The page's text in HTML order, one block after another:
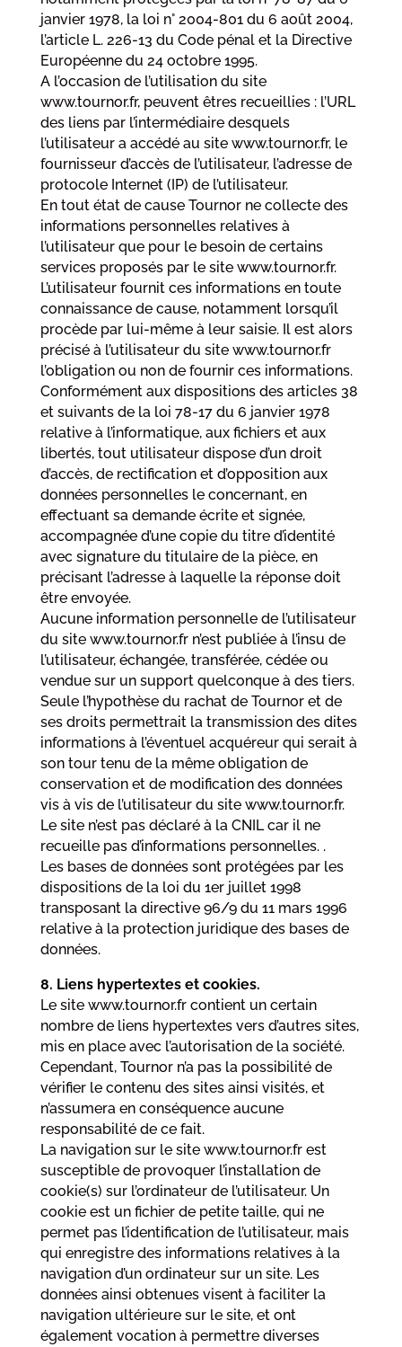
janvier 1978, la loi n° 2004-801 du 6 août 2004,
l’article L. 226-13 du Code pénal et la Directive
Européenne du 24 octobre 1995.
A l’occasion de l’utilisation du site
www.tournor.fr, peuvent êtres recueillies : l’URL
des liens par l’intermédiaire desquels
l’utilisateur a accédé au site www.tournor.fr, le
fournisseur d’accès de l’utilisateur, l’adresse de
protocole Internet (IP) de l’utilisateur.
En tout état de cause Tournor ne collecte des
informations personnelles relatives à
l’utilisateur que pour le besoin de certains
services proposés par le site www.tournor.fr.
L’utilisateur fournit ces informations en toute
connaissance de cause, notamment lorsqu’il
procède par lui-même à leur saisie. Il est alors
précisé à l’utilisateur du site www.tournor.fr
l’obligation ou non de fournir ces informations.
Conformément aux dispositions des articles 38
et suivants de la loi 78-17 du 6 janvier 1978
relative à l’informatique, aux fichiers et aux
libertés, tout utilisateur dispose d’un droit
d’accès, de rectification et d’opposition aux
données personnelles le concernant, en
effectuant sa demande écrite et signée,
accompagnée d’une copie du titre d’identité
avec signature du titulaire de la pièce, en
précisant l’adresse à laquelle la réponse doit
être envoyée.
Aucune information personnelle de l’utilisateur
du site www.tournor.fr n’est publiée à l’insu de
l’utilisateur, échangée, transférée, cédée ou
vendue sur un support quelconque à des tiers.
Seule l’hypothèse du rachat de Tournor et de
ses droits permettrait la transmission des dites
informations à l’éventuel acquéreur qui serait à
son tour tenu de la même obligation de
conservation et de modification des données
vis à vis de l’utilisateur du site www.tournor.fr.
Le site n’est pas déclaré à la CNIL car il ne
recueille pas d’informations personnelles. .
Les bases de données sont protégées par les
dispositions de la loi du 1er juillet 1998
transposant la directive 96/9 du 11 mars 1996
relative à la protection juridique des bases de
données.
8. Liens hypertextes et cookies.
Le site www.tournor.fr contient un certain
nombre de liens hypertextes vers d’autres sites,
mis en place avec l’autorisation de la société.
Cependant, Tournor n’a pas la possibilité de
vérifier le contenu des sites ainsi visités, et
n’assumera en conséquence aucune
responsabilité de ce fait.
La navigation sur le site www.tournor.fr est
susceptible de provoquer l’installation de
cookie(s) sur l’ordinateur de l’utilisateur. Un
cookie est un fichier de petite taille, qui ne
permet pas l’identification de l’utilisateur, mais
qui enregistre des informations relatives à la
navigation d’un ordinateur sur un site. Les
données ainsi obtenues visent à faciliter la
navigation ultérieure sur le site, et ont
également vocation à permettre diverses